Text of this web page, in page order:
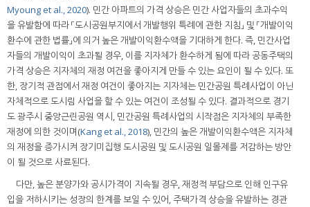
Myoung et al., 2020). 민간 아파트의 가격 상승은 민간 사업자들의 초과수익
을 유발함에 따라 「도시공원부지에서 개발행위 특례에 관한 지침」 및 「개발이익
환수에 관한 법률」에 의거 높은 개발이익환수액을 기대하게 한다. 즉, 민간사업
자들의 개발이익이 초과될 경우, 이를 지자체가 환수하게 됨에 따라 공동주택의
가격 상승은 지자체의 재정 여건을 좋아지게 만들 수 있는 요인이 될 수 있다. 또
한, 장기적 관점에서 재정 여건이 좋아지는 지자체는 민간공원 특례사업이 아닌
자체적으로 도시림 사업을 할 수 있는 여건이 조성될 수 있다. 결과적으로 경기
도 광주시 중앙근린공원 역시, 민간공원 특례사업의 시작점은 지자체의 부족한
재정에 의한 것이며(Kang et al., 2018), 민간의 높은 개발이익환수액은 지자체
의 재정을 증가시켜 장기미집행 도시공원 및 도시공원 일몰제를 저감하는 방안
이 될 것으로 사료된다.
다만, 높은 분양가와 공시가격이 지속될 경우, 재정적 부담으로 인해 인구유
입을 저하시키는 성장의 한계를 보일 수 있어, 주택가격 상승을 유발하는 경관